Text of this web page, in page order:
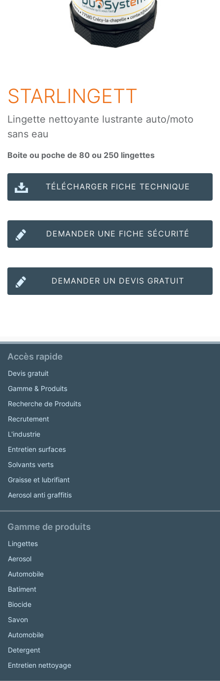
STARLINGETT
Lingette nettoyante lustrante auto/moto
sans eau
Boite ou poche de 80 ou 250 lingettes
TÉLÉCHARGER FICHE TECHNIQUE
DEMANDER UNE FICHE SÉCURITÉ
DEMANDER UN DEVIS GRATUIT
Accès rapide
Devis gratuit
Gamme & Produits
Recherche de Produits
Recrutement
L'industrie
Entretien surfaces
Solvants verts
Graisse et lubrifiant
Aerosol anti graffitis
Gamme de produits
Lingettes
Aerosol
Automobile
Batiment
Biocide
Savon
Automobile
Detergent
Entretien nettoyage